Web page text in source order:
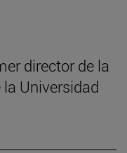
director de la
Universidad